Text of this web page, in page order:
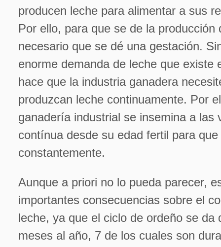
producen leche para alimentar a sus
Por ello, para que se de la producción
necesario que se dé una gestación.
enorme demanda de leche que existe
hace que la industria ganadera
produzcan leche continuamente. Por
ganadería industrial se insemina a las
contínua desde su edad fertil para
constantemente.
Aunque a priori no lo pueda parecer,
importantes consecuencias sobre el
leche, ya que el ciclo de ordeño se da
meses al año, 7 de los cuales son